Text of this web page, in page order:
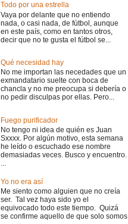
Todo por una estrella
Vaya por delante que no entiendo
nada, o casi nada, de fútbol, aunque
en este país, como en tantos otros,
decir que no te gusta el fútbol se...
Qué necesidad hay
No me importan las necedades que un
exmandatario suelte con boca de
chancla y no me preocupa si debería o
no pedir disculpas por ellas. Pero...
Fuego purificador
No tengo ni idea de quién es Juan
Sxxxx. Por algún motivo, esta semana
he leído o escuchado ese nombre
demasiadas veces. Busco y encuentro.
...
Yo no era así
Me siento como alguien que no creía
ser. Tal vez haya sido yo el
equivocado todo este tiempo. Quizá
se confirme aquello de que solo somos